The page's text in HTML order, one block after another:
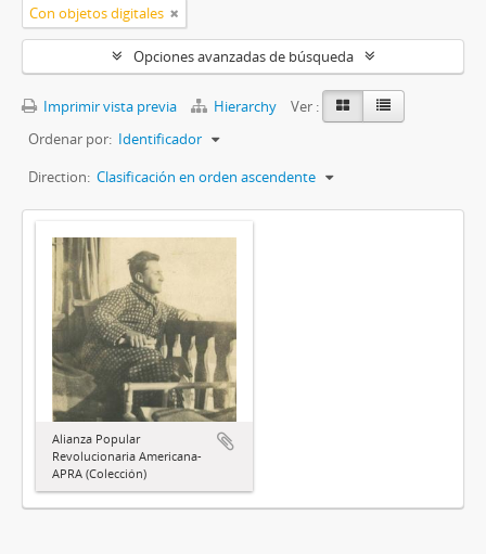
Con objetos digitales
Opciones avanzadas de búsqueda
Imprimir vista previa Hierarchy
Ver :
Ordenar por: Identificador
Direction: Clasificación en orden ascendente
Alianza Popular
Revolucionaria Americana-
APRA (Colección)